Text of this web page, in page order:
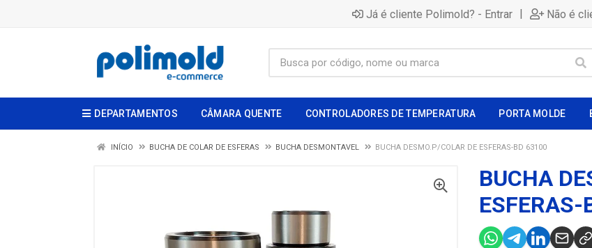
Já é cliente Polimold? - Entrar | Não é
DEPARTAMENTOS CÂMARA QUENTE CONTROLADORES DE TEMPERATURA PORTA MOLDE
INÍCIO BUCHA DE COLAR DE ESFERAS BUCHA DESMONTAVEL BUCHA DESMO.P/COLAR DE ESFERAS-BD 63100
BUCHA